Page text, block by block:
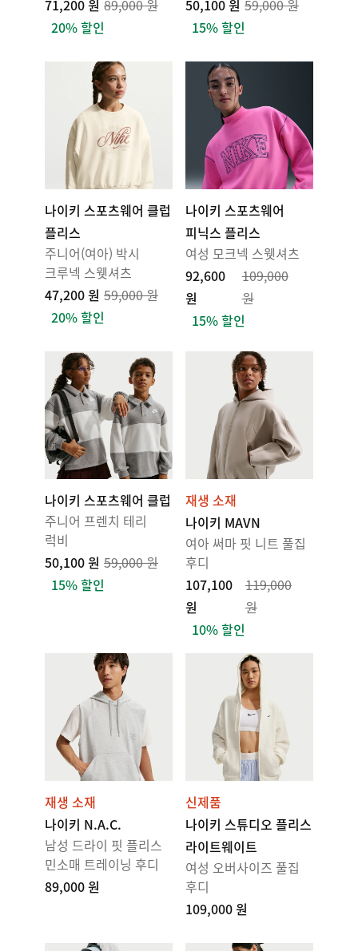
71,200 원 89,000 원
20% 할인
50,100 원 59,000 원
15% 할인
나이키 스포츠웨어 클럽
플리스
주니어(여아) 박시
크루넥 스웻셔츠
47,200 원 59,000 원
20% 할인
나이키 스포츠웨어
피닉스 플리스
여성 모크넥 스웻셔츠
92,600
원
109,000
원
15% 할인
나이키 스포츠웨어 클럽
주니어 프렌치 테리
럭비
50,100 원 59,000 원
15% 할인
재생 소재
나이키 MAVN
여아 써마 핏 니트 풀집
후디
107,100
원
119,000
원
10% 할인
재생 소재
나이키 N.A.C.
남성 드라이 핏 플리스
민소매 트레이닝 후디
89,000 원
신제품
나이키 스튜디오 플리스
라이트웨이트
여성 오버사이즈 풀집
후디
109,000 원